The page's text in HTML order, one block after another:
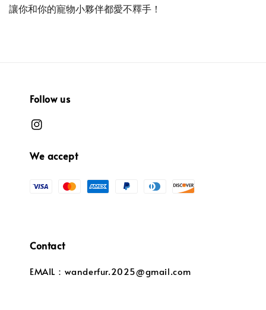
讓你和你的寵物小夥伴都愛不釋手！
Follow us
We accept
Contact
EMAIL：wanderfur.2025@gmail.com